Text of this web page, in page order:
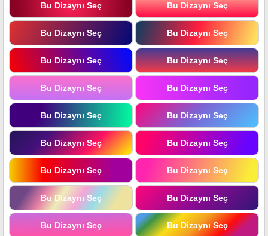
Bu Dizaynı Seç Bu Dizaynı Seç
Bu Dizaynı Seç Bu Dizaynı Seç
Bu Dizaynı Seç Bu Dizaynı Seç
Bu Dizaynı Seç Bu Dizaynı Seç
Bu Dizaynı Seç Bu Dizaynı Seç
Bu Dizaynı Seç Bu Dizaynı Seç
Bu Dizaynı Seç Bu Dizaynı Seç
Bu Dizaynı Seç Bu Dizaynı Seç
Bu Dizaynı Seç Bu Dizaynı Seç